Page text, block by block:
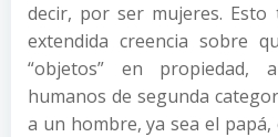
decir, por ser mujeres.
extendida creencia sobre
“objetos” en propiedad,
humanos de segunda
a un hombre, ya sea el